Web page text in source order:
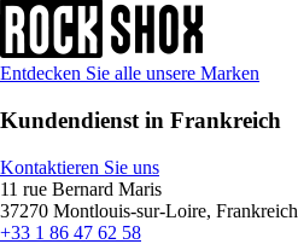
Entdecken Sie alle unsere Marken
Kundendienst in Frankreich
Kontaktieren Sie uns
11 rue Bernard Maris
37270 Montlouis-sur-Loire, Frankreich
+33 1 86 47 62 58